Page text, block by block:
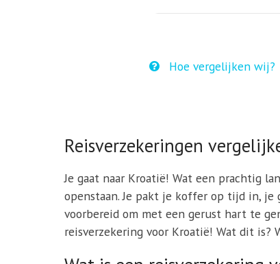
Hoe vergelijken wij?
Reisverzekeringen
Je gaat naar Kroatië! Wat een prachtig
openstaan. Je pakt je koffer op tijd in, je
voorbereid om met een gerust hart te
reisverzekering voor Kroatië! Wat dit is?